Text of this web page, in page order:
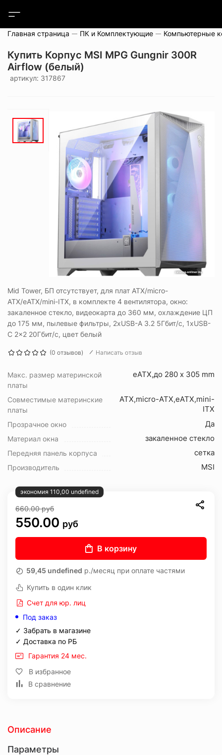
Главная страница ПК и Комплектующие Компьютерные
Купить Корпус MSI MPG Gungnir 300R
Airflow (белый)
артикул: 317867
Mid Tower, БП отсутствует, для плат ATX/micro-
ATX/eATX/mini-ITX, в комплекте 4 вентилятора, окно:
закаленное стекло, видеокарта до 360 мм, охлаждение ЦП
до 175 мм, пылевые фильтры, 2xUSB-A 3.2 5Гбит/с, 1xUSB-
C 2x2 20Гбит/с, цвет белый
(0 отзывов) Написать отзыв
Макс. размер материнской
платы
eATX,до 280 x 305 mm
Совместимые материнские
платы
ATX,micro-ATX,eATX,mini-
ITX
Прозрачное окно Да
Материал окна закаленное стекло
Передняя панель корпуса сетка
Производитель MSI
экономия 110,00 undefined
660.00руб
550.00 руб
В корзину
59,45 undefined р./месяц при оплате частями
Купить в один клик
Счет для юр. лиц
Под заказ
✓ Забрать в магазине
✓ Доставка по РБ
Гарантия 24 мес.
В избранное
В сравнение
Описание
Параметры